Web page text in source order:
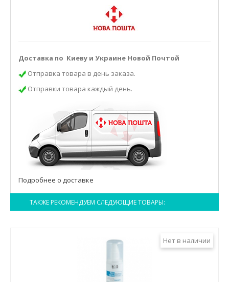
Доставка по Киеву и Украине Новой Почтой
Отправка товара в день заказа.
Отправки товара каждый день.
Подробнее о доставке
ТАКЖЕ РЕКОМЕНДУЕМ СЛЕДУЮЩИЕ ТОВАРЫ:
Нет в наличии